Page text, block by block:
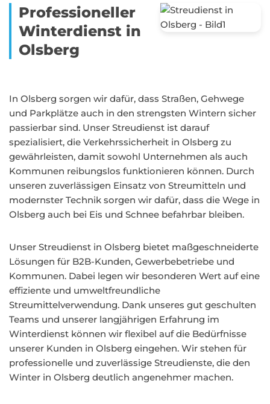
Professioneller
Winterdienst in
Olsberg
In Olsberg sorgen wir dafür, dass Straßen, Gehwege
und Parkplätze auch in den strengsten Wintern sicher
passierbar sind. Unser Streudienst ist darauf
spezialisiert, die Verkehrssicherheit in Olsberg zu
gewährleisten, damit sowohl Unternehmen als auch
Kommunen reibungslos funktionieren können. Durch
unseren zuverlässigen Einsatz von Streumitteln und
modernster Technik sorgen wir dafür, dass die Wege in
Olsberg auch bei Eis und Schnee befahrbar bleiben.
Unser Streudienst in Olsberg bietet maßgeschneiderte
Lösungen für B2B-Kunden, Gewerbebetriebe und
Kommunen. Dabei legen wir besonderen Wert auf eine
effiziente und umweltfreundliche
Streumittelverwendung. Dank unseres gut geschulten
Teams und unserer langjährigen Erfahrung im
Winterdienst können wir flexibel auf die Bedürfnisse
unserer Kunden in Olsberg eingehen. Wir stehen für
professionelle und zuverlässige Streudienste, die den
Winter in Olsberg deutlich angenehmer machen.